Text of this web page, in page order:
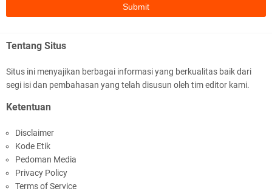
Tentang Situs
Situs ini menyajikan berbagai informasi yang berkualitas baik dari
segi isi dan pembahasan yang telah disusun oleh tim editor kami.
Ketentuan
Disclaimer
Kode Etik
Pedoman Media
Privacy Policy
Terms of Service